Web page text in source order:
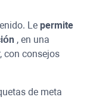
Le permite
, en una
con consejos
de meta